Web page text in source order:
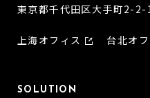
東京都千代田区大手町2-
上海オフィス 台北オ
SOLUTION